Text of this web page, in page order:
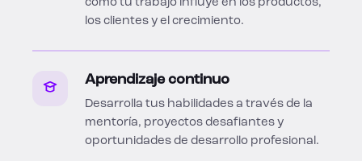
cómo tu trabajo influye en los productos,
los clientes y el crecimiento.
Aprendizaje continuo
Desarrolla tus habilidades a través de la
mentoría, proyectos desafiantes y
oportunidades de desarrollo profesional.